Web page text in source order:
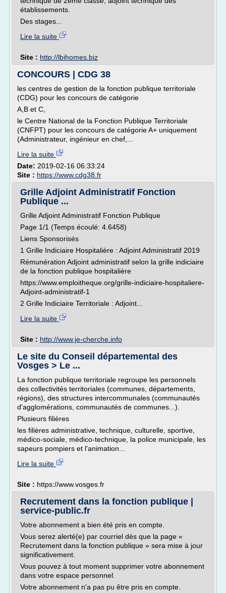
établissements.
Des stages...
Lire la suite
Site : http://lbihomes.biz
CONCOURS | CDG 38
les centres de gestion de la fonction publique territoriale
(CDG) pour les concours de catégorie
A,B et C,
le Centre National de la Fonction Publique Territoriale
(CNFPT) pour les concours de catégorie A+ uniquement
(Administrateur, ingénieur en chef,...
Lire la suite
Date: 2019-02-16 06:33:24
Site : https://www.cdg38.fr
Grille Adjoint Administratif Fonction
Publique ...
Grille Adjoint Administratif Fonction Publique
Page 1/1 (Temps écoulé: 4.6458)
Liens Sponsorisés
1 Grille Indiciaire Hospitalière : Adjoint Administratif 2019
Rémunération Adjoint administratif selon la grille indiciaire
de la fonction publique hospitalière
https://www.emploitheque.org/grille-indiciaire-hospitaliere-
Adjoint-administratif-1
2 Grille Indiciaire Territoriale : Adjoint...
Lire la suite
Site : http://www.je-cherche.info
Le site du Conseil départemental des
Vosges > Le ...
La fonction publique territoriale regroupe les personnels
des collectivités territoriales (communes, départements,
régions), des structures intercommunales (communautés
d'agglomérations, communautés de communes...).
Plusieurs filières
les filières administrative, technique, culturelle, sportive,
médico-sociale, médico-technique, la police municipale, les
sapeurs pompiers et l'animation...
Lire la suite
Site : https://www.vosges.fr
Recrutement dans la fonction publique |
service-public.fr
Votre abonnement a bien été pris en compte.
Vous serez alerté(e) par courriel dès que la page «
Recrutement dans la fonction publique » sera mise à jour
significativement.
Vous pouvez à tout moment supprimer votre abonnement
dans votre espace personnel.
Votre abonnement n'a pas pu être pris en compte.